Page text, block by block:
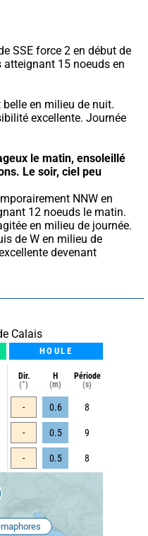
SSE force 2 en début de
15 noeuds en
en milieu de nuit.
excellente. Journée
le matin, ensoleillé
Le soir, ciel peu
12 noeuds le matin.
en milieu de journée.
de W en milieu de
devenant
Calais
HOULE
Dir.
(°)
H
(m)
Période
(s)
- 0.6 8
- 0.5 9
- 0.5 8